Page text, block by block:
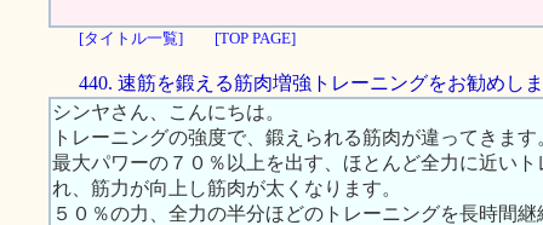
[タイトル一覧] [TOP PAGE]
440. 速筋を鍛える筋肉増強トレーニングをお勧めし
シンヤさん、こんにちは。
トレーニングの強度で、鍛えられる筋肉が違ってきます
最大パワーの７０％以上を出す、ほとんど全力に近い
れ、筋力が向上し筋肉が太くなります。
５０％の力、全力の半分ほどのトレーニングを長時間